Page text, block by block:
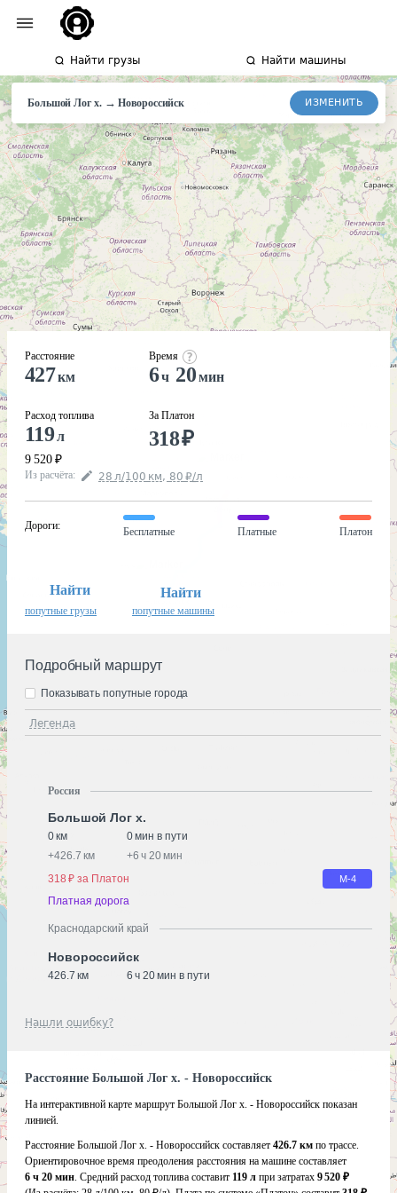
Найти грузы Найти машины
Большой Лог х.→Новороссийск ИЗМЕНИТЬ
Расстояние
427км
Расход топлива
119л
9 520 ₽
Время
6ч 20мин
За Платон
318₽
Из расчёта: 28 л/100 км, 80 ₽/л
Дороги:
Бесплатные Платные Платон
Найти
попутные грузы
Найти
попутные машины
Подробный маршрут
Легенда
Показывать попутные города
Россия
Большой Лог х.
0 км
0 мин в пути
+426.7 км +6 ч 20 мин
318 ₽ за Платон
М-4
Платная дорога
Краснодарский край
Новороссийск
426.7 км 6 ч 20 мин в пути
Нашли ошибку?
Расстояние Большой Лог х. - Новороссийск
На интерактивной карте маршрут Большой Лог х. - Новороссийск показан
линией.
Расстояние Большой Лог х. - Новороссийск составляет 426.7 км по трассе.
Ориентировочное время преодоления расстояния на машине составляет
6 ч 20 мин. Средний расход топлива составит 119 л при затратах 9 520 ₽